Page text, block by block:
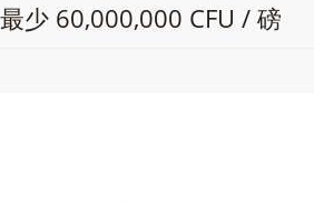
最少 60,000,000 CFU / 磅